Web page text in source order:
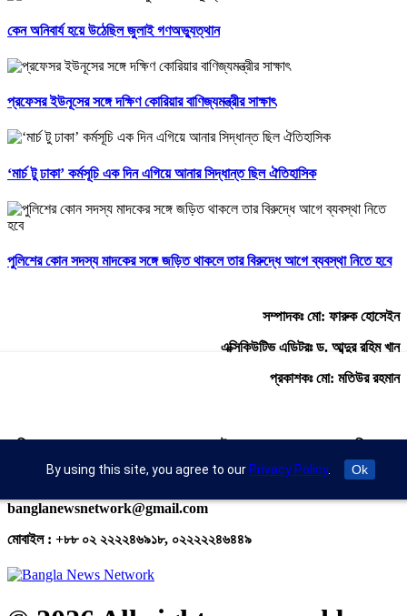
কেন অনিবার্য হয়ে উঠেছিল জুলাই গণঅভ্যুত্থান
প্রফেসর ইউনূসের সঙ্গে দক্ষিণ কোরিয়ার বাণিজ্যমন্ত্রীর সাক্ষাৎ
‘মার্চ টু ঢাকা’ কর্মসূচি এক দিন এগিয়ে আনার সিদ্ধান্ত ছিল ঐতিহাসিক
পুলিশের কোন সদস্য মাদকের সঙ্গে জড়িত থাকলে তার বিরুদ্ধে আগে ব্যবস্থা নিতে হবে
সম্পাদকঃ মো: ফারুক হোসেইন
এক্সিকিউটিভ এডিটরঃ ড. আব্দুর রহিম খান
প্রকাশকঃ মো: মতিউর রহমান
অফিস : রুপায়ন জেড. আর প্লাজা (৯তলা), প্লট- ৪৬,রোড নং- ৯/এ, সাতমসজিদ
রোড, ধানমন্ডি, ঢাকা- ১২০৯।
banglanewsnetwork@gmail.com
মোবাইল : +৮৮ ০২ ২২২২৪৬৯১৮, ০২২২২২৪৬৪৪৯
By using this site, you agree to our Privacy Policy. Ok